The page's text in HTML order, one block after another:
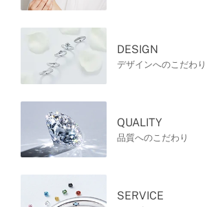
DESIGN
デザインへのこだわり
QUALITY
品質へのこだわり
SERVICE